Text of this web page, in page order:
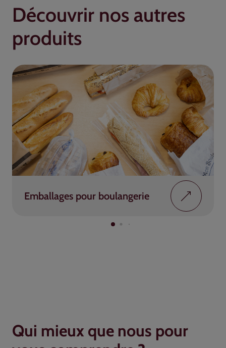
Découvrir nos autres
produits
Emballages pour boulangerie
Qui mieux que nous pour